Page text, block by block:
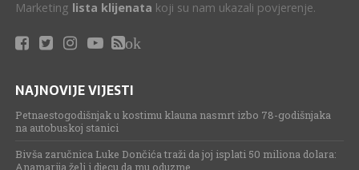
Marketing lista klijenata koji su nam ukazali povjerenje.
ok
NAJNOVIJE VIJESTI
Petnaestogodišnjak u kostimu klauna nasmrt izbo 78-godišnjaka
na autobuskoj stanici
Bivša zaručnica Luke Dončića traži da joj isplati 50 miliona dolara:
Anamarija želi i djecu da mu oduzme